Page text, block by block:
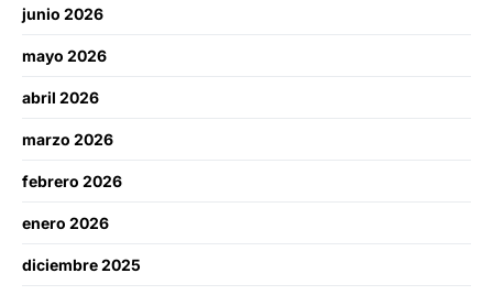
junio 2026
mayo 2026
abril 2026
marzo 2026
febrero 2026
enero 2026
diciembre 2025